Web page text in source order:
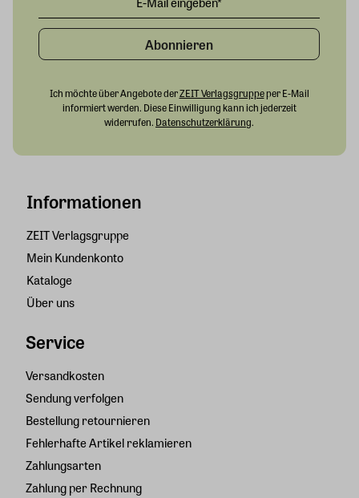
Informationen
ZEIT Verlagsgruppe
Mein Kundenkonto
Kataloge
Über uns
Service
Versandkosten
Sendung verfolgen
Bestellung retournieren
Fehlerhafte Artikel reklamieren
Zahlungsarten
Zahlung per Rechnung
Abonnieren
Ich möchte über Angebote derZEIT Verlagsgruppeper E-Mail
informiert werden. Diese Einwilligung kann ich jederzeit
widerrufen. Datenschutzerklärung.